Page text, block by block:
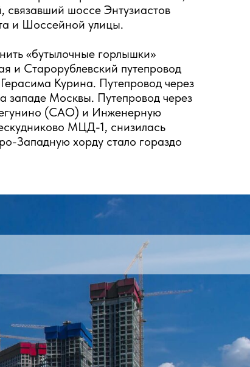
шоссе Энтузиастов
и Шоссейной улицы.
«бутылочные горлышки»
и Старорублевский путепровод
Курина. Путепровод через
Москвы. Путепровод через
(САО) и Инженерную
МЦД-1, снизилась
Западную хорду стало гораздо